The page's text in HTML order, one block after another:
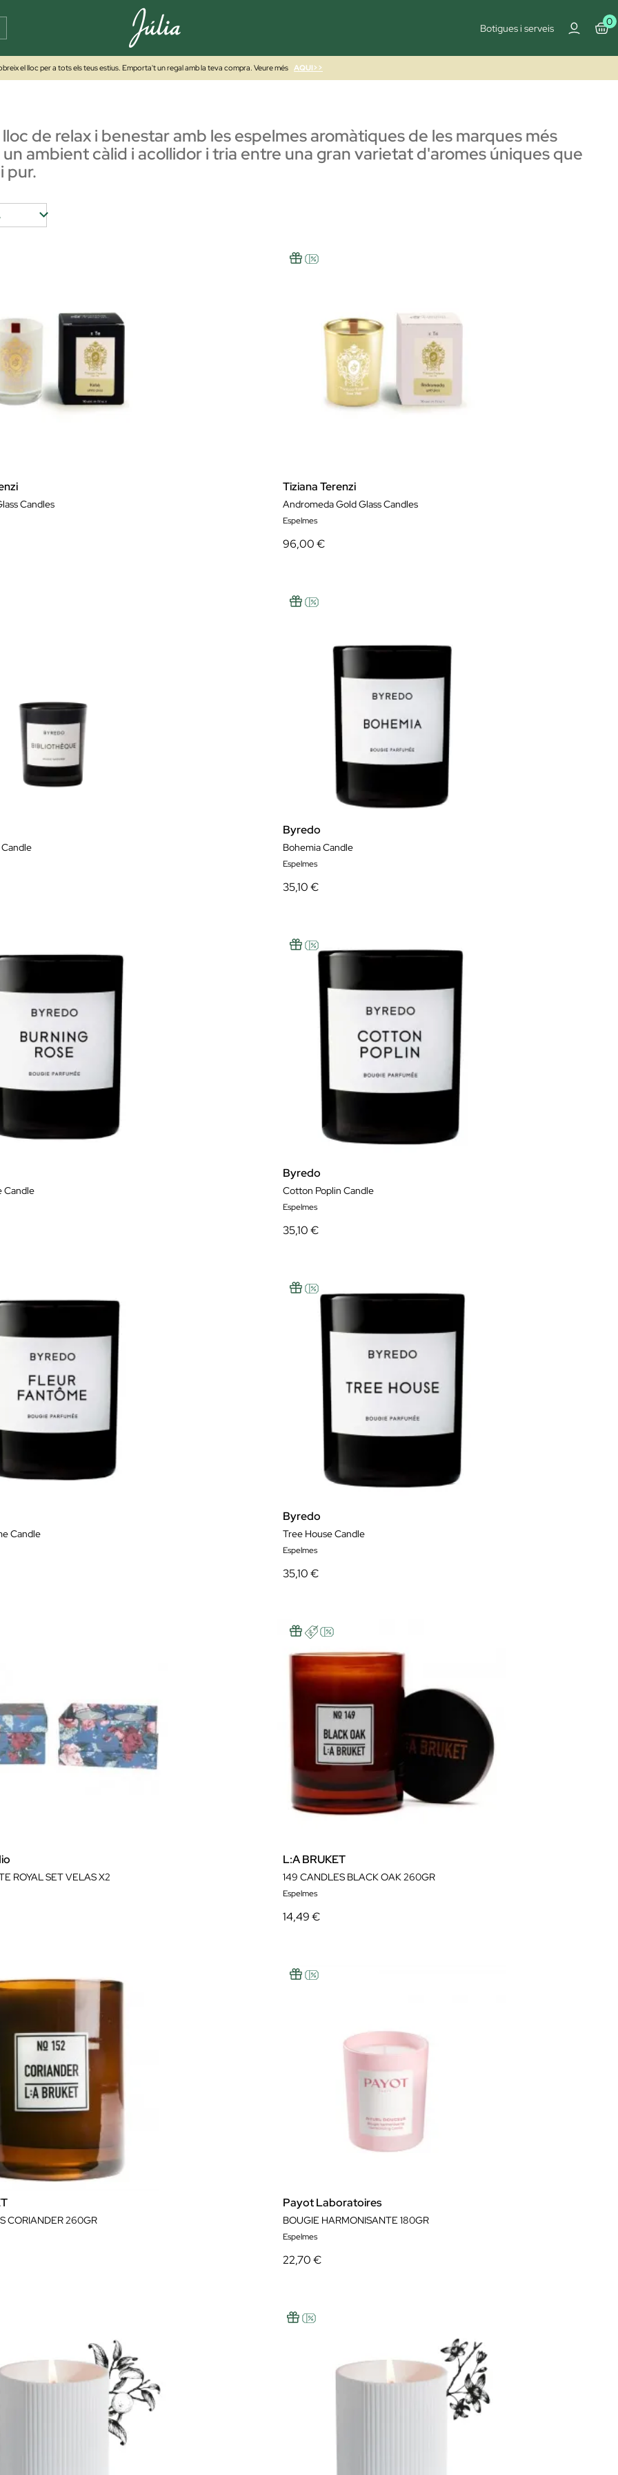
Botigues i serveis
0
el lloc per a tots els teus estius. Emporta't un regal amb la teva compra. Veure més AQUI>>
de relax i benestar amb les espelmes aromàtiques de les marques més
ambient càlid i acollidor i tria entre una gran varietat d'aromes úniques que
pur.
Candles
Tiziana Terenzi
Andromeda Gold Glass Candles
Espelmes
96,00 €
Byredo
Bohemia Candle
Espelmes
35,10 €
Candle
Byredo
Cotton Poplin Candle
Espelmes
35,10 €
Candle
Byredo
Tree House Candle
Espelmes
35,10 €
ROYAL SET VELAS X2
L:A BRUKET
149 CANDLES BLACK OAK 260GR
Espelmes
14,49 €
CORIANDER 260GR
Payot Laboratoires
BOUGIE HARMONISANTE 180GR
Espelmes
22,70 €